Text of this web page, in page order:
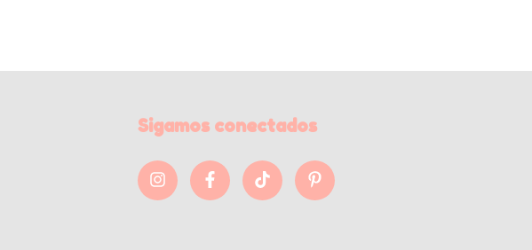
Sigamos conectados